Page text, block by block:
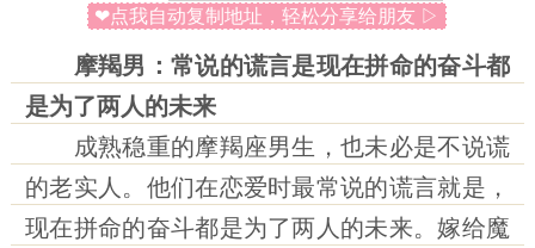
❤点我自动复制地址，轻松分享给朋友 ▷
摩羯男：常说的谎言是现在拼命的奋斗都
是为了两人的未来
成熟稳重的摩羯座男生，也未必是不说谎
的老实人。他们在恋爱时最常说的谎言就是，
现在拼命的奋斗都是为了两人的未来。嫁给魔